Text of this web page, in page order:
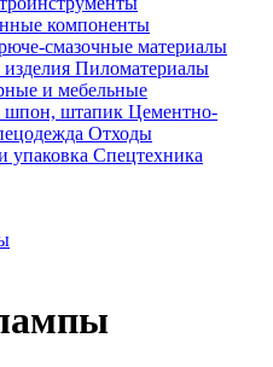
компоненты
смазочные материалы
Пиломатериалы
и мебельные
штапик Цементно-
Отходы
упаковка Спецтехника